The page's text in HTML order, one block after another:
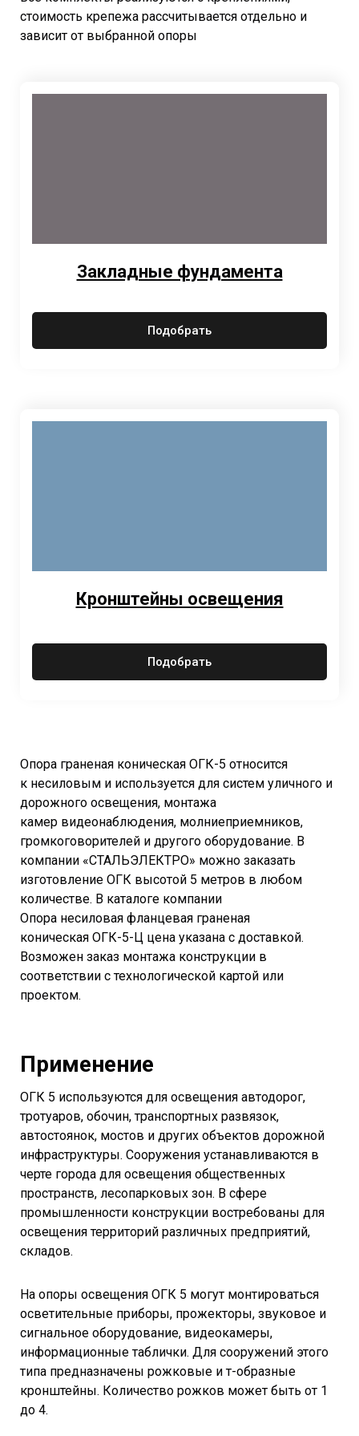
стоимость крепежа рассчитывается отдельно и
зависит от выбранной опоры
Закладные фундамента
Подобрать
Кронштейны освещения
Подобрать
Опора граненая коническая ОГК-5 относится
к несиловым и используется для систем уличного и
дорожного освещения, монтажа
камер видеонаблюдения, молниеприемников,
громкоговорителей и другого оборудование. В
компании «СТАЛЬЭЛЕКТРО» можно заказать
изготовление ОГК высотой 5 метров в любом
количестве. В каталоге компании
Опора несиловая фланцевая граненая
коническая ОГК-5-Ц цена указана с доставкой.
Возможен заказ монтажа конструкции в
соответствии с технологической картой или
проектом.
Применение
ОГК 5 используются для освещения автодорог,
тротуаров, обочин, транспортных развязок,
автостоянок, мостов и других объектов дорожной
инфраструктуры. Сооружения устанавливаются в
черте города для освещения общественных
пространств, лесопарковых зон. В сфере
промышленности конструкции востребованы для
освещения территорий различных предприятий,
складов.
На опоры освещения ОГК 5 могут монтироваться
осветительные приборы, прожекторы, звуковое и
сигнальное оборудование, видеокамеры,
информационные таблички. Для сооружений этого
типа предназначены рожковые и т-образные
кронштейны. Количество рожков может быть от 1
до 4.